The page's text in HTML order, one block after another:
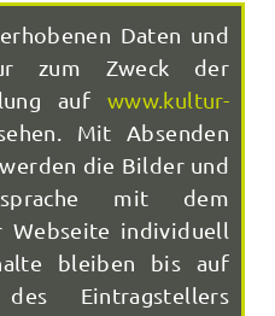
Daten und
zum Zweck der
aufwww.kultur-
Mit Absenden
die Bilder und
mit dem
Webseite individuell
bleiben bis auf
Eintragstellers